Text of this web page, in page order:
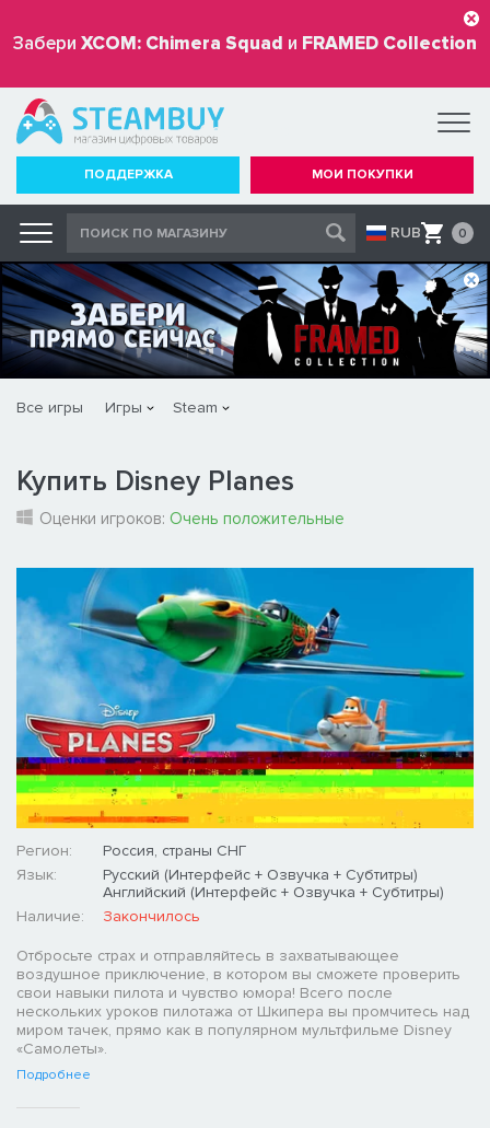
Забери XCOM: Chimera Squad и FRAMED Collection
бесплатно
ПОДДЕРЖКА МОИ ПОКУПКИ
RUB 0
Все игры Игры Steam
Купить Disney Planes
Оценки игроков: Очень положительные
Регион:
Россия, страны СНГ
Язык:
Русский (Интерфейс + Озвучка + Субтитры)
Английский (Интерфейс + Озвучка + Субтитры)
Наличие:
Закончилось
Отбросьте страх и отправляйтесь в захватывающее
воздушное приключение, в котором вы сможете проверить
свои навыки пилота и чувство юмора! Всего после
нескольких уроков пилотажа от Шкипера вы промчитесь над
миром тачек, прямо как в популярном мультфильме Disney
«Самолеты».
Подробнее